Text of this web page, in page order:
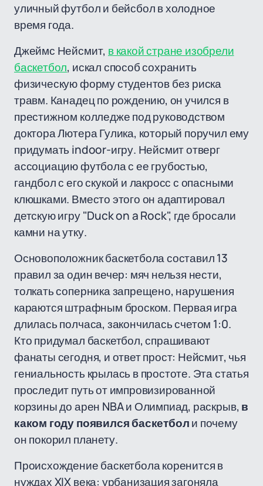
уличный футбол и бейсбол в холодное
время года.
Джеймс Нейсмит, в какой стране изобрели
баскетбол, искал способ сохранить
физическую форму студентов без риска
травм. Канадец по рождению, он учился в
престижном колледже под руководством
доктора Лютера Гулика, который поручил ему
придумать indoor-игру. Нейсмит отверг
ассоциацию футбола с ее грубостью,
гандбол с его скукой и лакросс с опасными
клюшками. Вместо этого он адаптировал
детскую игру "Duck on a Rock", где бросали
камни на утку.
Основоположник баскетбола составил 13
правил за один вечер: мяч нельзя нести,
толкать соперника запрещено, нарушения
караются штрафным броском. Первая игра
длилась полчаса, закончилась счетом 1:0.
Кто придумал баскетбол, спрашивают
фанаты сегодня, и ответ прост: Нейсмит, чья
гениальность крылась в простоте. Эта статья
проследит путь от импровизированной
корзины до арен NBA и Олимпиад, раскрыв, в
каком году появился баскетболи почему
он покорил планету.
Происхождение баскетбола коренится в
нуждах XIX века: урбанизация загоняла